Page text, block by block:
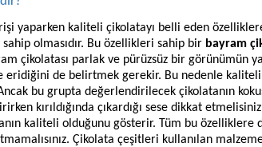
yaparken kaliteli çikolatayı belli eden
olmasıdır. Bu özellikleri sahip bir bayram
çikolatası parlak ve pürüzsüz bir görünümün
eridiğini de belirtmek gerekir. Bu nedenle
bu grupta değerlendirilecek çikolatanın
kırıldığında çıkardığı sese dikkat
kaliteli olduğunu gösterir. Tüm bu
Çikolata çeşitleri kullanılan